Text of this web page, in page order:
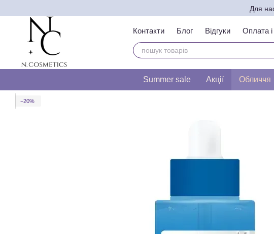
Для
Контакти Блог Відгуки Оплата
Тест на визначення типу шкіри по
Summer sale Акції Обличчя
−20%